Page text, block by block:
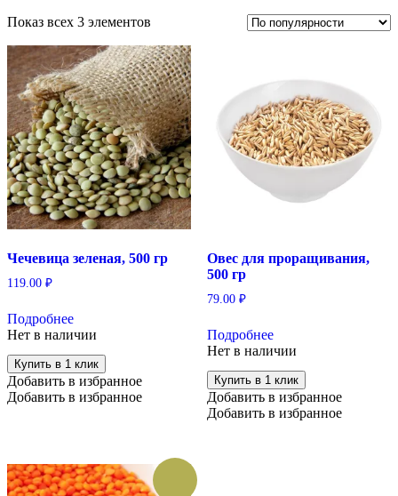
Показ всех 3 элементов
Чечевица зеленая, 500 гр
119.00 ₽
Подробнее
Нет в наличии
Купить в 1 клик
Добавить в избранное
Добавить в избранное
Овес для проращивания,
500 гр
79.00 ₽
Подробнее
Нет в наличии
Купить в 1 клик
Добавить в избранное
Добавить в избранное